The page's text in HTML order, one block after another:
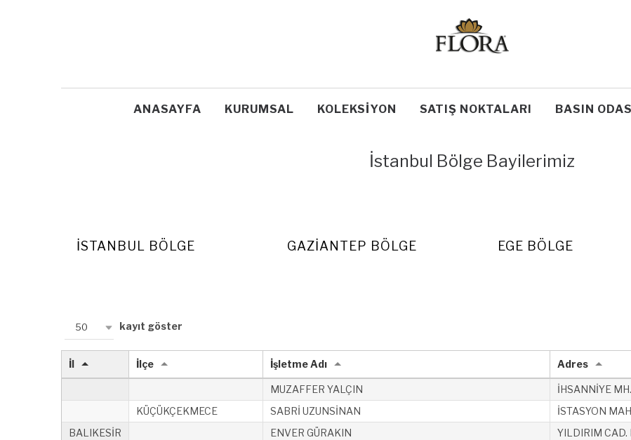
ANASAYFA KURUMSAL KOLEKSIYON SATIŞ NOKTALARI BASIN
İstanbul Bölge Bayilerimiz
İSTANBUL BÖLGE GAZIANTEP BÖLGE EGE BÖLGE
50 kayıt göster
İl İlçe İşletme Adı Adres
MUZAFFER YALÇIN
İHSANNİYE
KÜÇÜKÇEKMECE
SABRİ UZUNSİNAN
İSTASYON
BALIKESİR
ENVER GÜRAKIN
YILDIRIM CAD.